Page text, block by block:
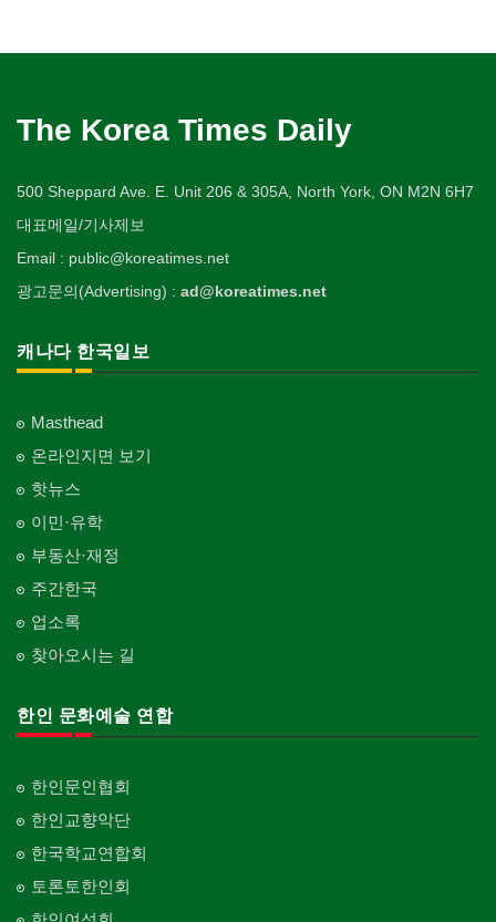
The Korea Times Daily
500 Sheppard Ave. E. Unit 206 & 305A, North York, ON M2N 6H7
대표메일/기사제보
Email : public@koreatimes.net
광고문의(Advertising) : ad@koreatimes.net
캐나다 한국일보
Masthead
온라인지면 보기
핫뉴스
이민·유학
부동산·재정
주간한국
업소록
찾아오시는 길
한인 문화예술 연합
한인문인협회
한인교향악단
한국학교연합회
토론토한인회